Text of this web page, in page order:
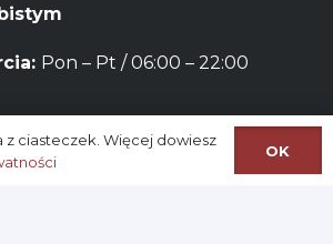
Pon – Pt / 06:00 – 22:00
z ciasteczek. Więcej dowiesz
OK